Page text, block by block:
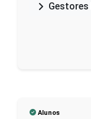
Gestores
Alunos